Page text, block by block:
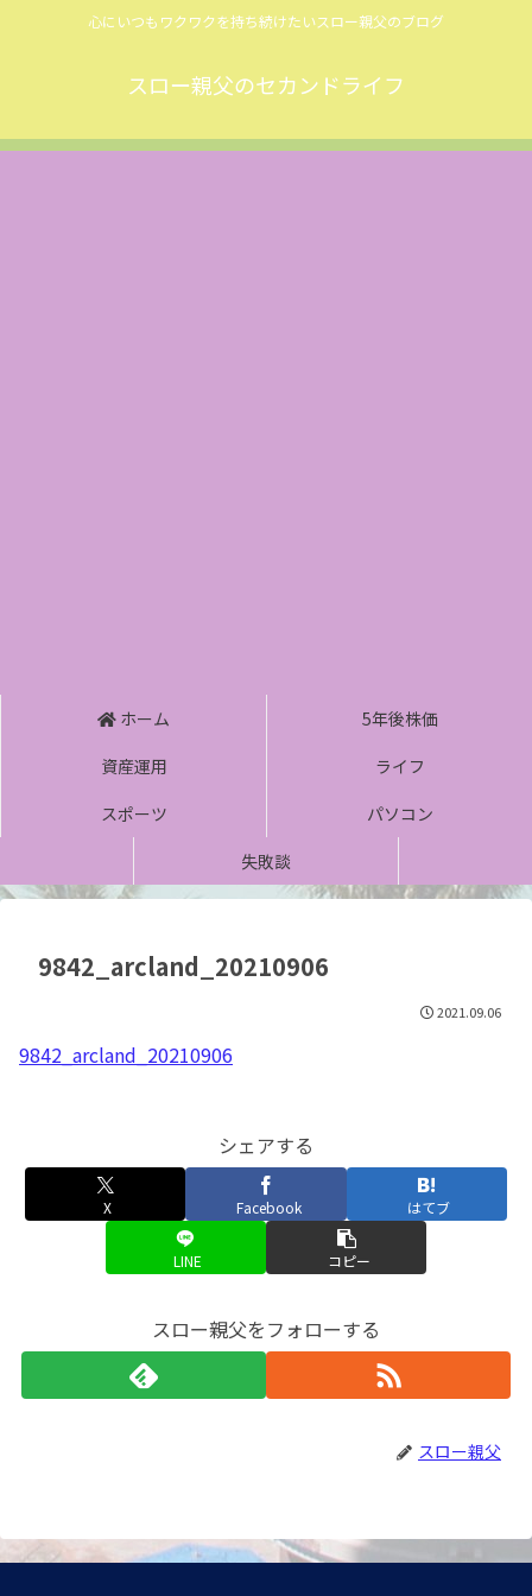
心にいつもワクワクを持ち続けたいスロー親父のブログ
スロー親父のセカンドライフ
ホーム
5年後株価
資産運用
ライフ
スポーツ
パソコン
失敗談
9842_arcland_20210906
2021.09.06
9842_arcland_20210906
シェアする
X Facebook はてブ
LINE コピー
スロー親父をフォローする
スロー親父